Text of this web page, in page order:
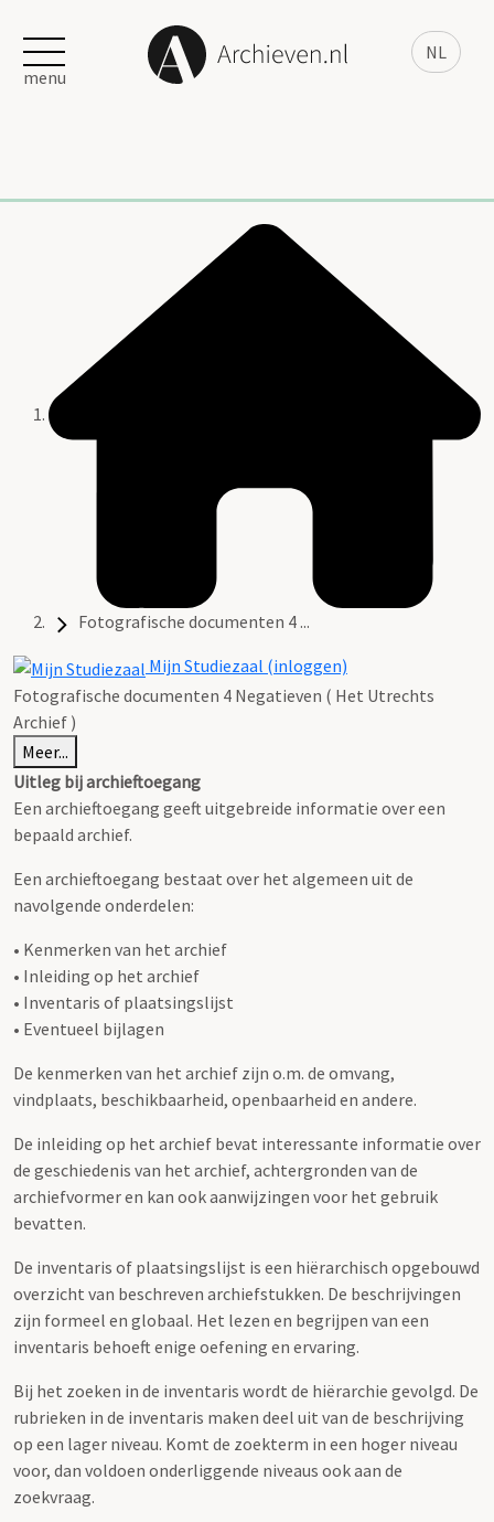
NL
menu
Fotografische documenten 4 ...
Mijn Studiezaal (inloggen)
Fotografische documenten 4 Negatieven ( Het Utrechts
Archief )
Meer...
Uitleg bij archieftoegang
Een archieftoegang geeft uitgebreide informatie over een
bepaald archief.
Een archieftoegang bestaat over het algemeen uit de
navolgende onderdelen:
• Kenmerken van het archief
• Inleiding op het archief
• Inventaris of plaatsingslijst
• Eventueel bijlagen
De kenmerken van het archief zijn o.m. de omvang,
vindplaats, beschikbaarheid, openbaarheid en andere.
De inleiding op het archief bevat interessante informatie over
de geschiedenis van het archief, achtergronden van de
archiefvormer en kan ook aanwijzingen voor het gebruik
bevatten.
De inventaris of plaatsingslijst is een hiërarchisch opgebouwd
overzicht van beschreven archiefstukken. De beschrijvingen
zijn formeel en globaal. Het lezen en begrijpen van een
inventaris behoeft enige oefening en ervaring.
Bij het zoeken in de inventaris wordt de hiërarchie gevolgd. De
rubrieken in de inventaris maken deel uit van de beschrijving
op een lager niveau. Komt de zoekterm in een hoger niveau
voor, dan voldoen onderliggende niveaus ook aan de
zoekvraag.